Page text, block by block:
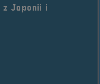
z Japonii i